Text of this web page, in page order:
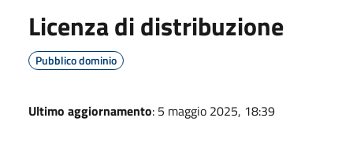
Licenza di distribuzione
Pubblico dominio
Ultimo aggiornamento: 5 maggio 2025, 18:39